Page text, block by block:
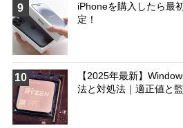
9
iPhoneを購入したら最
定！
10
【2025年最新】
法と対処法｜適正値と